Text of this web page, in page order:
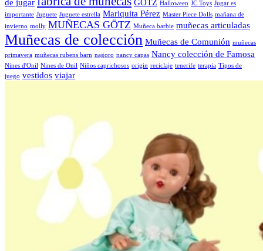
de jugar
GÖTZ Halloween JC Toys Jugar es
importante Juguete Juguete estrella Mariquita Pérez Master Piece Dolls mañana de
invierno molly MUÑECAS GÖTZ Muñeca barbie muñecas articuladas
Muñecas de colección Muñecas de Comunión muñecas
primavera muñecas rubens barn nagoro nancy capas Nancy colección de Famosa
Nines d'Onil Nines de Onil Niños caprichosos origin reciclaje tenerife terapia Tipos de
juego vestidos viajar